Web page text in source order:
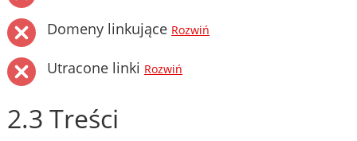
Domeny linkujące Rozwiń
Utracone linki Rozwiń
2.3 Treści